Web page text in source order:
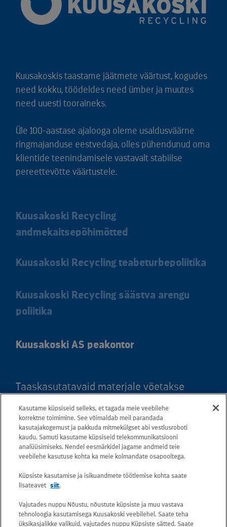
Kuusakoskis taastame jäätmete väärtust, kogudes
need kokku, töödeldes need ümber ja muutes
need uuesti tooraineks.
Üle 100-aastase ajalooga oleme usaldusväärne
ringmajanduse eestvedaja, olles pühendunud oma
klientide teenindamisele vastavalt stabiilse
pereettevõtte väärtustele.
Kuusakoski Recycling
andmekaitsepõhimõtted
Kuusakoski Recycling teabeturbepoliitika
Kuusakoski Recycling säästva arengu
poliitika
Kuusakoski AS peakontor
Taaskasutatavaid materjale võetakse
Kaardil klõpsates leiate kõigi maakondade
teeninduspunktid ja teejuhised.
Postiaadress: Betooni 12, 13816 Tallinn
(Eesti)
Kõik e-posti aadressid on kujul
Kasutame küpsiseid selleks, et tagada meie veebilehe
korrektne toimimine. See võimaldab meil parandada
kasutajakogemust ja pakkuda mitmekülgset abi vestlusroboti
kaudu. Samuti kasutame küpsiseid telekommunikatsiooni
analüüsimiseks. Nendel eesmärkidel jagame andmeid teie
veebilehe kasutuse kohta ka meie kolmandate osapooltega.
Küpsiste kasutamise ja isikuandmete töötlemise kohta saate
lisateavet
siit.
Vajutades nuppu Nõustu, nõustute küpsiste ja muu vastava
tehnoloogia kasutamisega Kuusakoski veebilehel. Saate teha
üksikasjalikke valikuid, vajutades nuppu Küpsiste sätted. Saate